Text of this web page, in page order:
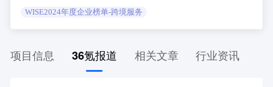
WISE2024年度企业榜单-跨境服务
项目信息 36氪报道 相关文章 行业资讯